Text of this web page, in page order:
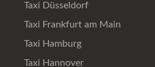
Taxi Düsseldorf
Taxi Frankfurt am Main
Taxi Hamburg
Taxi Hannover